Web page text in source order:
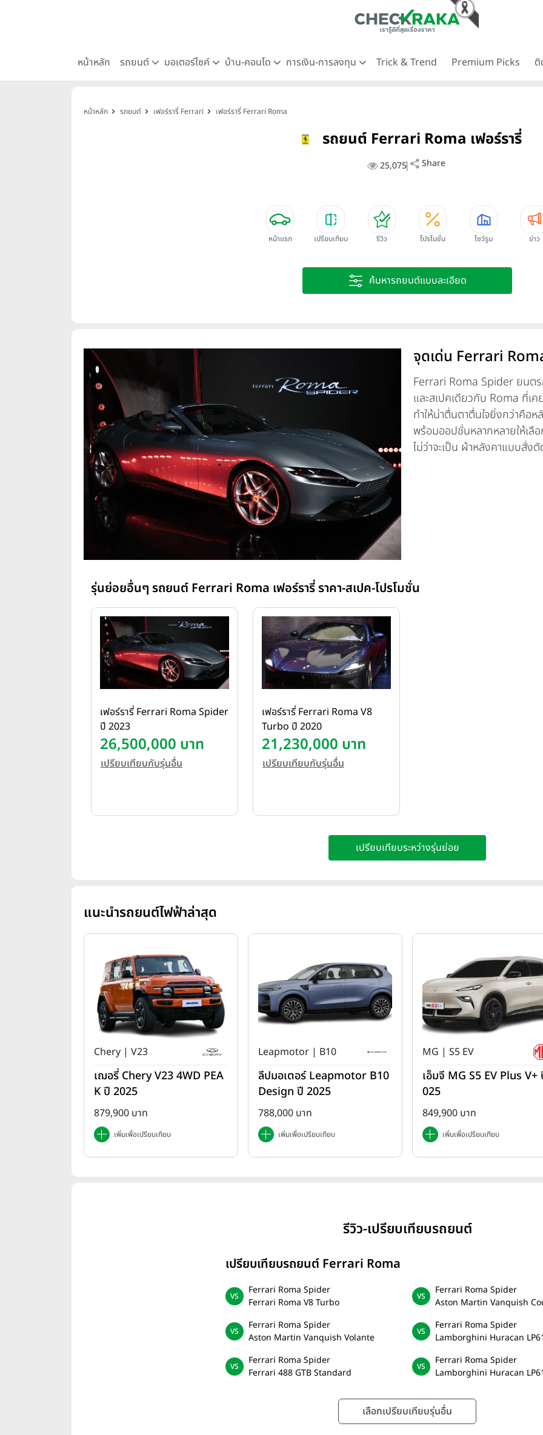
หน้าหลัก รถยนต์ มอเตอร์ไซค์ บ้าน-คอนโด การเงิน-การลงทุน Trick & Trend Premium Picks ติ
หน้าหลัก รถยนต์ เฟอร์รารี่ Ferrari เฟอร์รารี่ Ferrari Roma
รถยนต์ Ferrari Roma เฟอร์รารี่
25,075 Share
หน้าแรก เปรียบเทียบ รีวิว โปรโมชั่น โชว์รูม ข่าว
ค้นหารถยนต์แบบละเอียด
จุดเด่น Ferrari
Ferrari Roma Spider ยนต
และสเปคเดียวกับ Roma ที่เ
ทำให้น่าตื่นตาตื่นใจยิ่งกว่าคือ
พร้อมออปชั่นหลากหลายให้เลื
ไม่ว่าจะเป็น ผ้าหลังคาแบบสั่ง
กม./ชม. ส่วนหลังคา Soft Top
รุ่นย่อยอื่นๆ รถยนต์ Ferrari Roma เฟอร์รารี่ ราคา-สเปค-โปรโมชั่น
เฟอร์รารี่ Ferrari Roma Spider
ปี 2023
26,500,000 บาท
เปรียบเทียบกับรุ่นอื่น
เฟอร์รารี่ Ferrari Roma V8
Turbo ปี 2020
21,230,000 บาท
เปรียบเทียบกับรุ่นอื่น
เปรียบเทียบระหว่างรุ่นย่อย
แนะนำรถยนต์ไฟฟ้าล่าสุด
Chery | V23
เฌอรี่ Chery V23 4WD PEA
K ปี 2025
879,900 บาท
เพิ่มเพื่อเปรียบเทียบ
Leapmotor | B10
ลีปมอเตอร์ Leapmotor B10
Design ปี 2025
788,000 บาท
เพิ่มเพื่อเปรียบเทียบ
MG | S5 EV
เอ็มจี MG S5 EV Plus V+
025
849,900 บาท
เพิ่มเพื่อเปรียบเทียบ
รีวิว-เปรียบเทียบรถยนต์
เปรียบเทียบรถยนต์ Ferrari Roma
Ferrari Roma Spider
Ferrari Roma V8 Turbo
Ferrari Roma Spider
Aston Martin Vanquish
Ferrari Roma Spider
Aston Martin Vanquish Volante
Ferrari Roma Spider
Lamborghini Huracan
Ferrari Roma Spider
Ferrari 488 GTB Standard
Ferrari Roma Spider
Lamborghini Huracan
เลือกเปรียบเทียบรุ่นอื่น